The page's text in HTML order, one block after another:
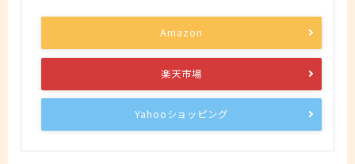
Amazon
楽天市場
Yahooショッピング